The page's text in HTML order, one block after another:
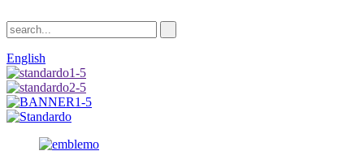
English